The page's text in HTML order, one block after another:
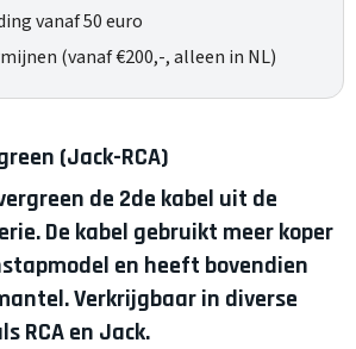
vanaf 50 euro
(vanaf €200,-, alleen in NL)
(Jack-RCA)
de 2de kabel uit de
De kabel gebruikt meer koper
en heeft bovendien
Verkrijgbaar in diverse
RCA en Jack.